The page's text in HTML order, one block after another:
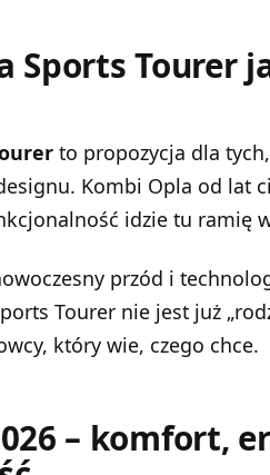
Sports Tourer
to propozycja dla
Kombi Opla od lat
idzie tu ramię
przód i
Tourer nie jest już
który wie, czego chce.
– komfort,